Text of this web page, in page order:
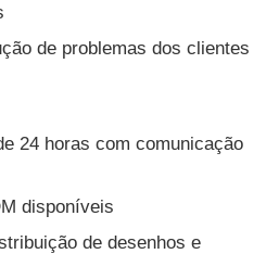
de problemas dos clientes
24 horas com comunicação
disponíveis
de desenhos e